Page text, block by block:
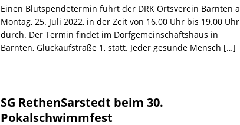
Einen Blutspendetermin führt der DRK Ortsverein Barnten
Montag, 25. Juli 2022, in der Zeit von 16.00 Uhr bis 19.00 Uhr
durch. Der Termin findet im Dorfgemeinschaftshaus in
Barnten, Glückaufstraße 1, statt. Jeder gesunde Mensch […]
SG RethenSarstedt beim 30.
Pokalschwimmfest